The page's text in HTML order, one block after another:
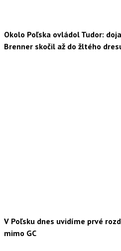
Okolo Poľska ovládol Tudor:
Brenner skočil až do žltého
V Poľsku dnes uvidíme prvé
mimo GC